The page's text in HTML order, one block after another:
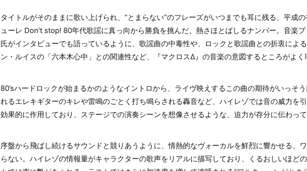
タイトルがそのままに歌い上げられ、“とまらない”のフレーズがいつまでも耳に残る、平成
ューレ Don’t stop! 80年代歌謡に真っ向から勝負を挑んだ、熱さほとばしるナンバー。音楽
氏がインタビューでも語っているように、歌謡曲の中毒性や、ロックと歌謡曲との折衷によ
ン・ルイスの「六本木心中」との関連性など、『マクロスΔ』の音楽の意図するところがよく
80’sハードロックが始まるかのようなイントロから、ライヴ映えするこの曲の期待がいっそ
れるエレキギターのキレや雷鳴のごとく打ち鳴らされる轟音など、ハイレゾでは音の威力を
効果的に作用しており、ステージでの演奏シーンを想像させるような、迫力が存分に伝わって
序盤から飛ばし続けるサウンドと競りあうように、情熱的なヴォーカルを鮮烈に響かせる、
らない。ハイレゾの情報量がキャラクターの歌声をリアルに描写しており、くるおしいほど